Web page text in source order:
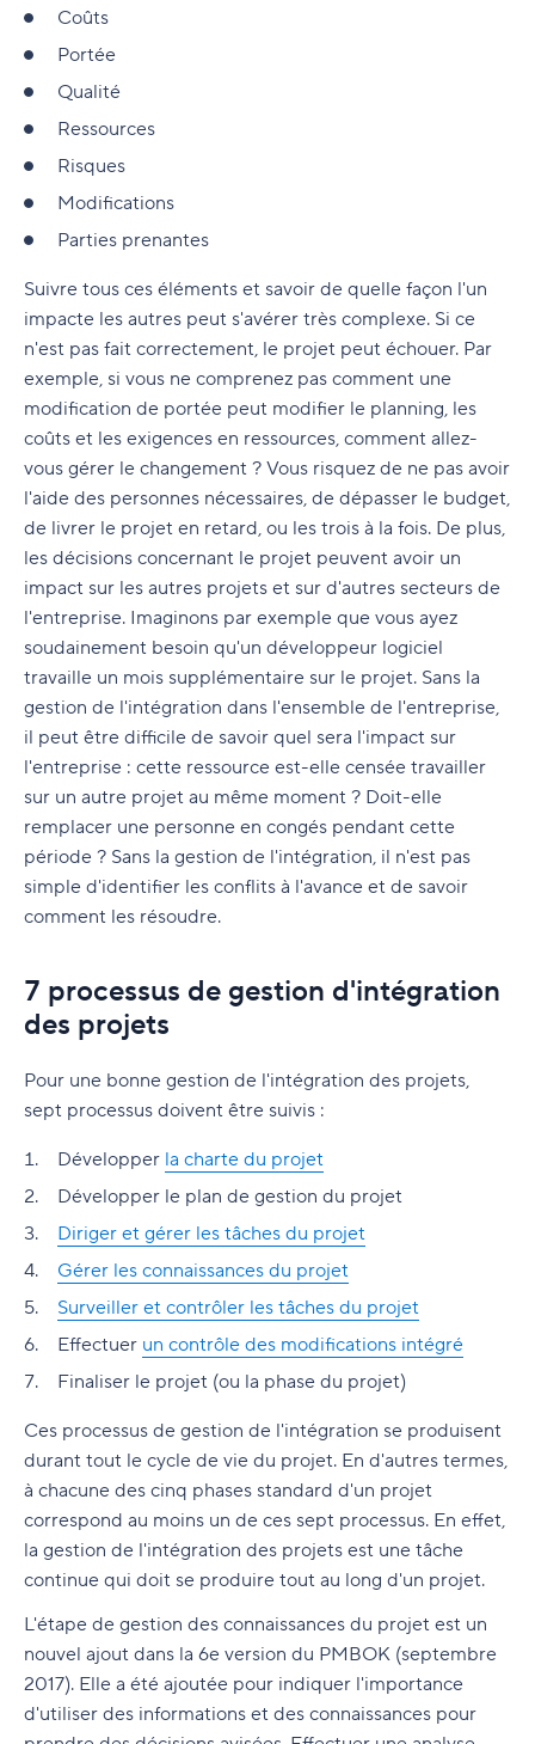
Coûts
Portée
Qualité
Ressources
Risques
Modifications
Parties prenantes
Suivre tous ces éléments et savoir de quelle façon l'un
impacte les autres peut s'avérer très complexe. Si ce
n'est pas fait correctement, le projet peut échouer. Par
exemple, si vous ne comprenez pas comment une
modification de portée peut modifier le planning, les
coûts et les exigences en ressources, comment allez-
vous gérer le changement ? Vous risquez de ne pas avoir
l'aide des personnes nécessaires, de dépasser le budget,
de livrer le projet en retard, ou les trois à la fois. De plus,
les décisions concernant le projet peuvent avoir un
impact sur les autres projets et sur d'autres secteurs de
l'entreprise. Imaginons par exemple que vous ayez
soudainement besoin qu'un développeur logiciel
travaille un mois supplémentaire sur le projet. Sans la
gestion de l'intégration dans l'ensemble de l'entreprise,
il peut être difficile de savoir quel sera l'impact sur
l'entreprise : cette ressource est-elle censée travailler
sur un autre projet au même moment ? Doit-elle
remplacer une personne en congés pendant cette
période ? Sans la gestion de l'intégration, il n'est pas
simple d'identifier les conflits à l'avance et de savoir
comment les résoudre.
7 processus de gestion d'intégration
des projets
Pour une bonne gestion de l'intégration des projets,
sept processus doivent être suivis :
Développer la charte du projet
Développer le plan de gestion du projet
Diriger et gérer les tâches du projet
Gérer les connaissances du projet
Surveiller et contrôler les tâches du projet
Effectuer un contrôle des modifications intégré
Finaliser le projet (ou la phase du projet)
Ces processus de gestion de l'intégration se produisent
durant tout le cycle de vie du projet. En d'autres termes,
à chacune des cinq phases standard d'un projet
correspond au moins un de ces sept processus. En effet,
la gestion de l'intégration des projets est une tâche
continue qui doit se produire tout au long d'un projet.
L'étape de gestion des connaissances du projet est un
nouvel ajout dans la 6e version du PMBOK (septembre
2017). Elle a été ajoutée pour indiquer l'importance
d'utiliser des informations et des connaissances pour